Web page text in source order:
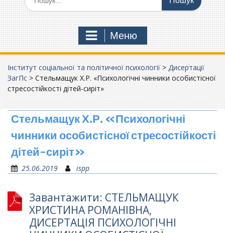
Меню
Інститут соціальної та політичної психології > Дисертації
ЗагПс > Стельмащук Х.Р. «Психологічні чинники особистісної
стресостійкості дітей-сиріт»
Стельмащук Х.Р. «Психологічні
чинники особистісної стресостійкості
дітей-сиріт»
25.06.2019 ispp
Завантажити: СТЕЛЬМАЩУК
ХРИСТИНА РОМАНІВНА,
ДИСЕРТАЦІЯ ПСИХОЛОГІЧНІ